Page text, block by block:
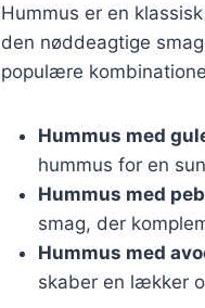
Hummus er en
den nøddeagtige
populære
Hummus med
hummus for en
Hummus med
smag, der
Hummus med
skaber en lækker